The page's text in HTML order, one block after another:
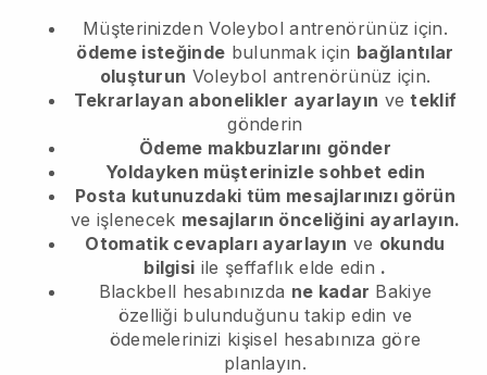
MüşterinizdenVoleybol antrenörünüz için.
ödeme isteğinde bulunmak için bağlantılar
oluşturun Voleybol antrenörünüz için.
Tekrarlayan abonelikler ayarlayın veteklif
gönderin
Ödeme makbuzlarını gönder
Yoldayken müşterinizle sohbet edin
Posta kutunuzdaki tüm mesajlarınızı görün
ve işlenecek mesajların önceliğini ayarlayın.
Otomatik cevapları ayarlayın ve okundu
bilgisi ile şeffaflık elde edin .
Blackbell hesabınızda ne kadar Bakiye
özelliği bulunduğunu takip edin ve
ödemelerinizi kişisel hesabınıza göre
planlayın.